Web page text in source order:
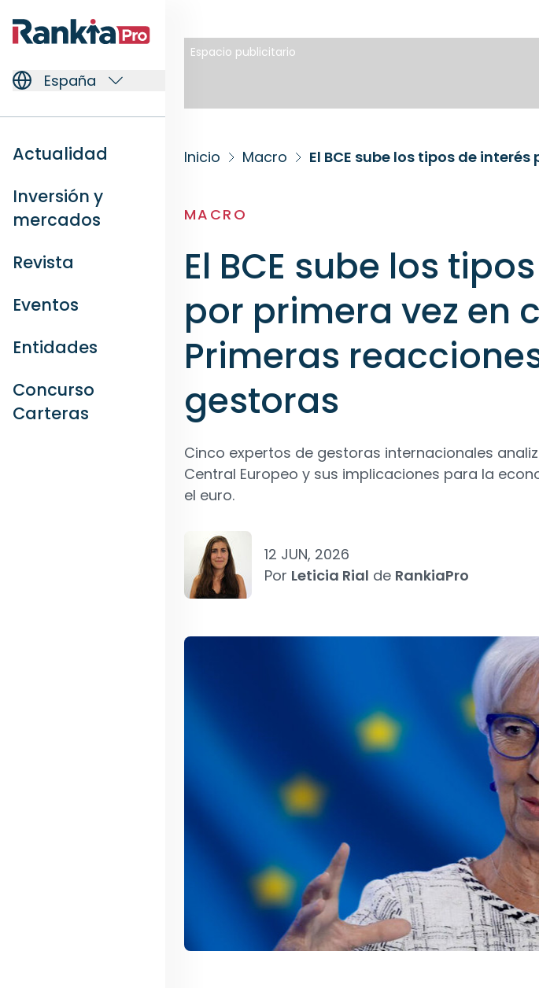
España
Actualidad
Inversión y
mercados
Revista
Eventos
Entidades
Concurso
Carteras
Espacio publicitario
Inicio Macro
MACRO
El BCE sube los
por primera vez en
Primeras
gestoras
Cinco expertos de gestoras internacionales
Central Europeo y sus implicaciones para la
el euro.
12 JUN, 2026
Por Leticia Rial de RankiaPro